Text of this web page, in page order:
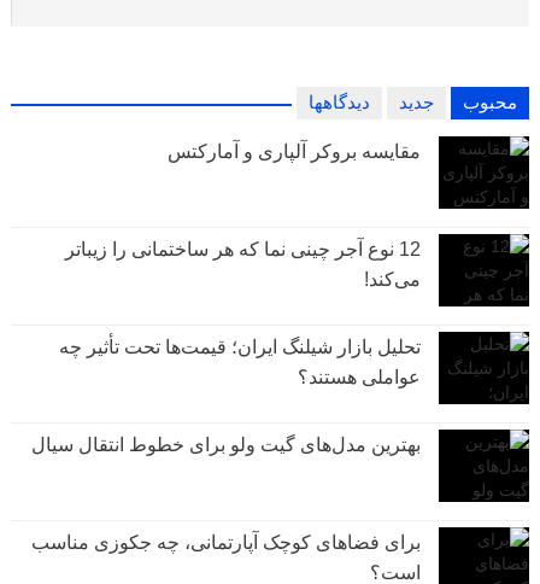
محبوب جدید دیدگاهها
مقایسه بروکر آلپاری و آمارکتس
12 نوع آجر چینی نما که هر ساختمانی را زیباتر
می‌کند!
تحلیل بازار شیلنگ ایران؛ قیمت‌ها تحت تأثیر چه
عواملی هستند؟
بهترین مدل‌های گیت ولو برای خطوط انتقال سیال
برای فضاهای کوچک آپارتمانی، چه جکوزی مناسب
است؟